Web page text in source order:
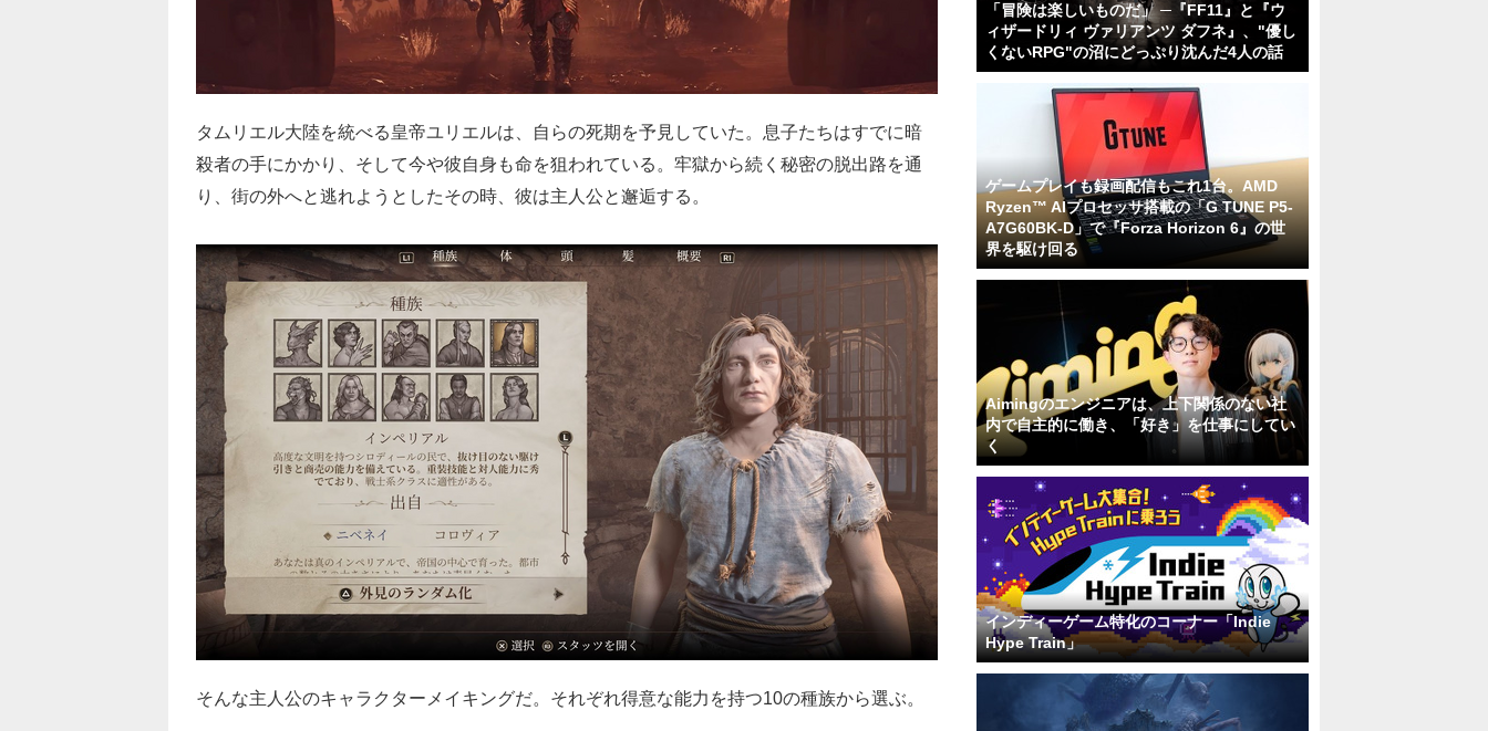
タムリエル大陸を統べる皇帝ユリエルは、自らの死期を予見していた。息子たちはすでに暗
殺者の手にかかり、そして今や彼自身も命を狙われている。牢獄から続く秘密の脱出路を通
り、街の外へと逃れようとしたその時、彼は主人公と邂逅する。
そんな主人公のキャラクターメイキングだ。それぞれ得意な能力を持つ10の種族から選ぶ。
「冒険は楽しいものだ」 ─『FF11』と『ウ
ィザードリィ ヴァリアンツ ダフネ』、"優し
くないRPG"の沼にどっぷり沈んだ4人の話
ゲームプレイも録画配信もこれ1台。AMD
Ryzen™ AIプロセッサ搭載の「G TUNE P5-
A7G60BK-D」で『Forza Horizon 6』の世
界を駆け回る
Aimingのエンジニアは、上下関係のない社
内で自主的に働き、「好き」を仕事にしてい
く
インディーゲーム特化のコーナー「Indie
Hype Train」